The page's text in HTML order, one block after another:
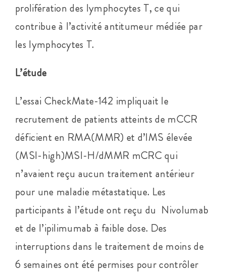
prolifération des lymphocytes T, ce qui
contribue à l’activité antitumeur médiée par
les lymphocytes T.
L’étude
L’essai CheckMate-142 impliquait le
recrutement de patients atteints de mCCR
déficient en RMA(MMR) et d’IMS élevée
(MSI-high)MSI-H/dMMR mCRC qui
n’avaient reçu aucun traitement antérieur
pour une maladie métastatique. Les
participants à l’étude ont reçu du Nivolumab
et de l’ipilimumab à faible dose. Des
interruptions dans le traitement de moins de
6 semaines ont été permises pour contrôler